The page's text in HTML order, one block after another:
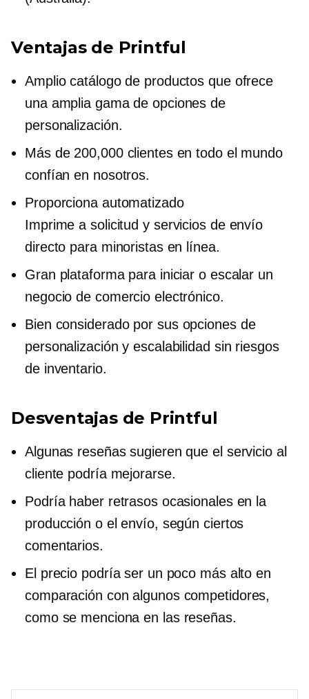
Ventajas de Printful
Amplio catálogo de productos que ofrece
una amplia gama de opciones de
personalización.
Más de 200,000 clientes en todo el mundo
confían en nosotros.
Proporciona automatizado
Imprime a solicitud y servicios de envío
directo para minoristas en línea.
Gran plataforma para iniciar o escalar un
negocio de comercio electrónico.
Bien consideradopor sus opciones de
personalización y escalabilidad sin riesgos
de inventario.
Desventajas de Printful
Algunas reseñas sugieren que el servicio al
cliente podría mejorarse.
Podría haber retrasos ocasionales en la
producción o el envío, según ciertos
comentarios.
El precio podría ser un poco más alto en
comparación con algunos competidores,
como se menciona en las reseñas.